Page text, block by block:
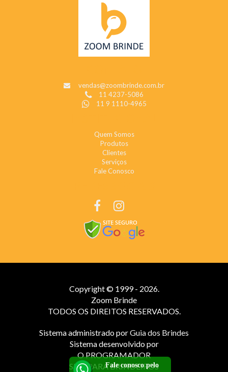
vendas@zoombrinde.com.br
11 4237-5086
11 9 1110-4965
Quem Somos
Produtos
Clientes
Serviços
Fale Conosco
Copyright © 1999 - 2026.
Zoom Brinde
TODOS OS DIREITOS RESERVADOS.
Sistema administrado porGuia dos Brindes
Sistema desenvolvido por
O PROGRAMADOR
SITE PARA BRINDEIROS
Fale conosco pelo